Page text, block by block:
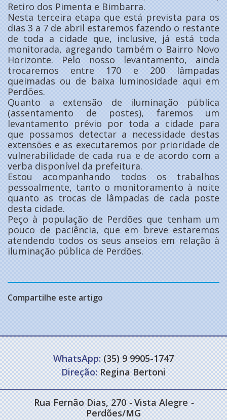
Retiro dos Pimenta e Bimbarra.
Nesta terceira etapa que está prevista para os
dias 3 a 7 de abril estaremos fazendo o restante
de toda a cidade que, inclusive, já está toda
monitorada, agregando também o Bairro Novo
Horizonte. Pelo nosso levantamento, ainda
trocaremos entre 170 e 200 lâmpadas
queimadas ou de baixa luminosidade aqui em
Perdões.
Quanto a extensão de iluminação pública
(assentamento de postes), faremos um
levantamento prévio por toda a cidade para
que possamos detectar a necessidade destas
extensões e as executaremos por prioridade de
vulnerabilidade de cada rua e de acordo com a
verba disponível da prefeitura.
Estou acompanhando todos os trabalhos
pessoalmente, tanto o monitoramento à noite
quanto as trocas de lâmpadas de cada poste
desta cidade.
Peço à população de Perdões que tenham um
pouco de paciência, que em breve estaremos
atendendo todos os seus anseios em relação à
iluminação pública de Perdões.
Compartilhe este artigo
WhatsApp:(35) 9 9905-1747
Direção:Regina Bertoni
Rua Fernão Dias, 270- Vista Alegre-
Perdões/MG